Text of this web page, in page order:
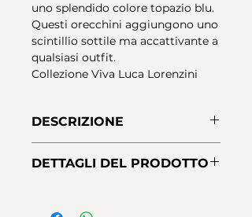
uno splendido colore topazio blu.
Questi orecchini aggiungono uno
scintillio sottile ma accattivante a
qualsiasi outfit.
Collezione Viva Luca Lorenzini
DESCRIZIONE
argento 925 con placcatura rodio.
DETTAGLI DEL PRODOTTO
Placcatura rodio,